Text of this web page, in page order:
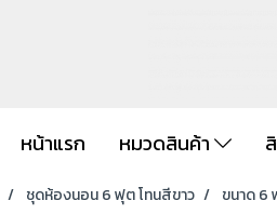
หน้าแรก หมวดสินค้า
ชุดห้องนอน 6 ฟุต โทนสีขาว ขนาด 6